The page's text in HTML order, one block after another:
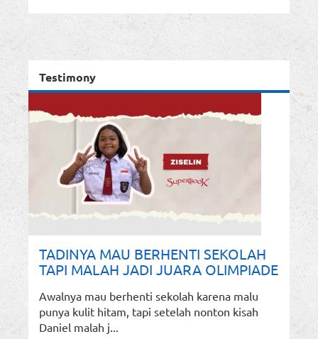
Testimony
TADINYA MAU BERHENTI SEKOLAH
TAPI MALAH JADI JUARA OLIMPIADE
Awalnya mau berhenti sekolah karena malu
punya kulit hitam, tapi setelah nonton kisah
Daniel malah j...